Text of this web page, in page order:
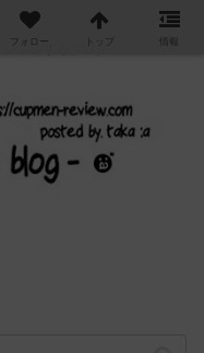
ンジするブログ
フォロー トップ 情報